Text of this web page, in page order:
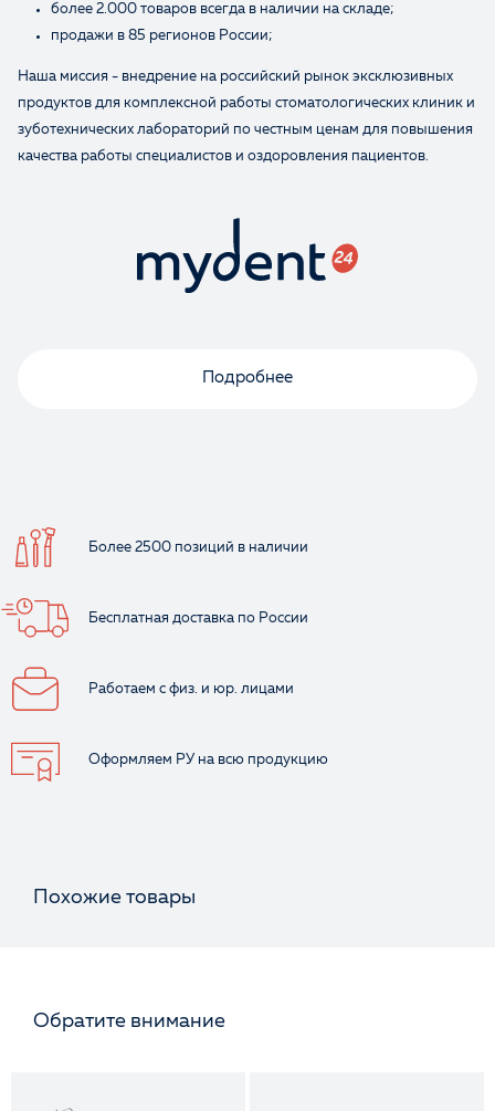
более 2.000 товаров всегда в наличии на складе;
продажи в 85 регионов России;
Наша миссия - внедрение на российский рынок эксклюзивных
продуктов для комплексной работы стоматологических клиник и
зуботехнических лабораторий по честным ценам для повышения
качества работы специалистов и оздоровления пациентов.
Подробнее
Более 2500 позиций в наличии
Бесплатная доставка по России
Работаем с физ. и юр. лицами
Оформляем РУ на всю продукцию
Похожие товары
Обратите внимание